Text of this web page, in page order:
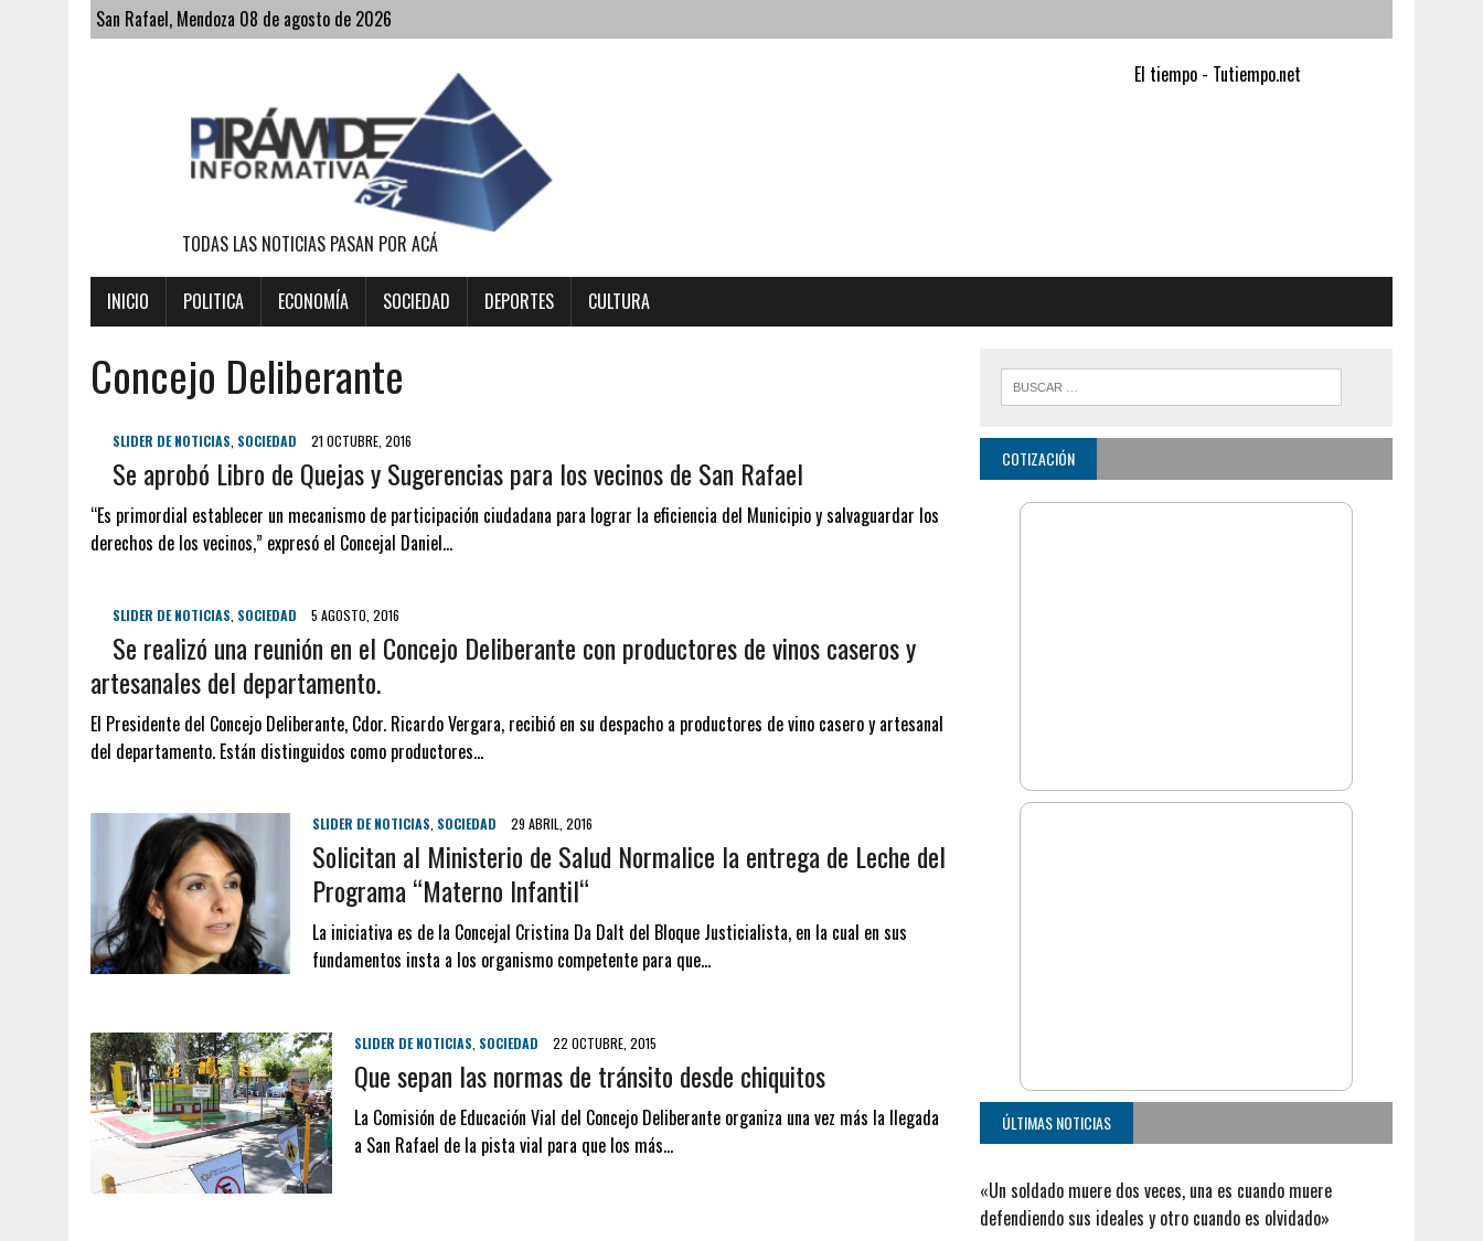
San Rafael, Mendoza 08 de agosto de 2026
TODAS LAS NOTICIAS PASAN POR ACÁ
El tiempo - Tutiempo.net
INICIO POLITICA ECONOMÍA SOCIEDAD DEPORTES CULTURA
Concejo Deliberante
SLIDER DE NOTICIAS SOCIEDAD 21 OCTUBRE, 2016
Se aprobó Libro de Quejas y Sugerencias para los vecinos de San Rafael
“Es primordial establecer un mecanismo de participación ciudadana para lograr la eficiencia del Municipio y salvaguardar los
derechos de los vecinos,” expresó el Concejal Daniel…
SLIDER DE NOTICIAS SOCIEDAD 5 AGOSTO, 2016
Se realizó una reunión en el Concejo Deliberante con productores de vinos caseros y
artesanales del departamento.
El Presidente del Concejo Deliberante, Cdor. Ricardo Vergara, recibió en su despacho a productores de vino casero y artesanal
del departamento. Están distinguidos como productores…
SLIDER DE NOTICIAS SOCIEDAD 29 ABRIL, 2016
Solicitan al Ministerio de Salud Normalice la entrega de Leche del
Programa “Materno Infantil“
La iniciativa es de la Concejal Cristina Da Dalt del Bloque Justicialista, en la cual en sus
fundamentos insta a los organismo competente para que…
SLIDER DE NOTICIAS SOCIEDAD 22 OCTUBRE, 2015
Que sepan las normas de tránsito desde chiquitos
La Comisión de Educación Vial del Concejo Deliberante organiza una vez más la llegada
a San Rafael de la pista vial para que los más…
COTIZACIÓN
ÚLTIMAS NOTICIAS
«Un soldado muere dos veces, una es cuando muere
defendiendo sus ideales y otro cuando es olvidado»